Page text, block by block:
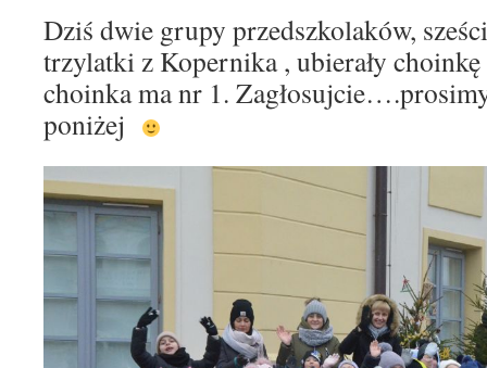
Dziś dwie grupy przedszkolaków,
trzylatki z Kopernika , ubierały
choinka ma nr 1.
poniżej